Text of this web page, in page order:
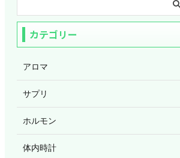
カテゴリー
アロマ
サプリ
ホルモン
体内時計